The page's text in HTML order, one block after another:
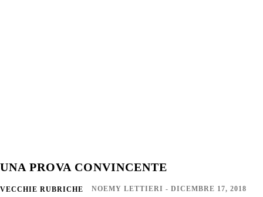
UNA PROVA CONVINCENTE
VECCHIE RUBRICHE NOEMY LETTIERI - DICEMBRE 17, 2018